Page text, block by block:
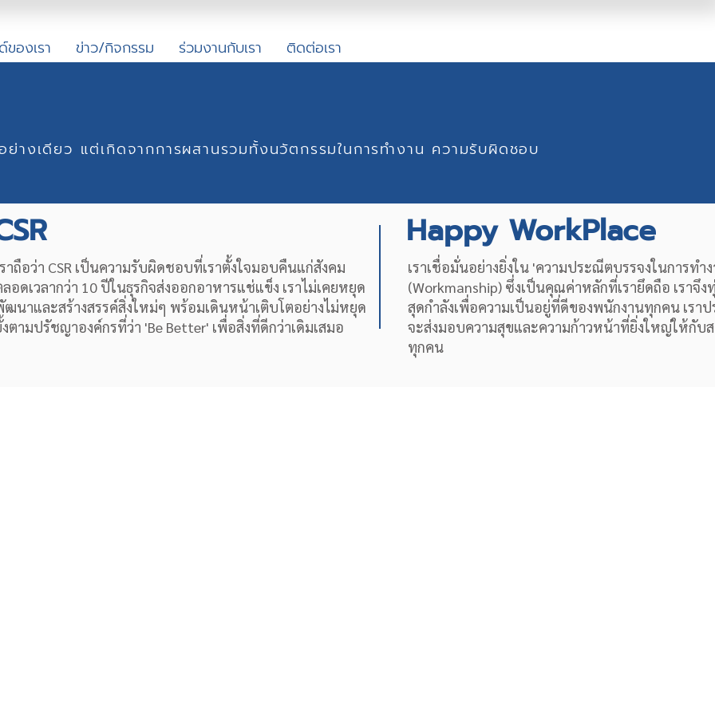
องเรา ข่าว/กิจกรรม ร่วมงานกับเรา ติดต่อเรา
ย่างเดียว แต่เกิดจากการผสานรวมทั้งนวัตกรรมในการทำงาน ความรับผิดชอบ
าถือว่า CSR เป็นความรับผิดชอบที่เราตั้งใจมอบคืนแก่สังคม
อดเวลากว่า 10 ปีในธุรกิจส่งออกอาหารแช่แข็ง เราไม่เคยหยุด
ฒนาและสร้างสรรค์สิ่งใหม่ๆ พร้อมเดินหน้าเติบโตอย่างไม่หยุด
งตามปรัชญาองค์กรที่ว่า 'Be Better' เพื่อสิ่งที่ดีกว่าเดิมเสมอ
Happy WorkPlace
เราเชื่อมั่นอย่างยิ่งใน 'ความประณีตบรรจงในการทำ
(Workmanship) ซึ่งเป็นคุณค่าหลักที่เรายึดถือ เราจึง
สุดกำลังเพื่อความเป็นอยู่ที่ดีของพนักงานทุกคน เรา
จะส่งมอบความสุขและความก้าวหน้าที่ยิ่งใหญ่ให้กับส
ทุกคน